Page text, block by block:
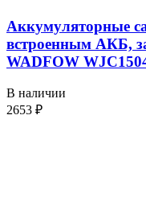
Аккумуляторные
встроенным АКБ,
WADFOW
В наличии
2653 ₽